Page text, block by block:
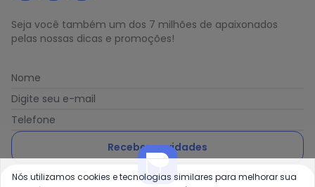
Seja você também um dos 7 milhões de apaixonados
pelas nossas dicas e promoções!
Nome
Digite seu e-mail
Telefone
Receber novidades
Ao enviar o cadastro, você concorda com a nossa Política
Nós utilizamos cookies e tecnologias similares para melhorar sua